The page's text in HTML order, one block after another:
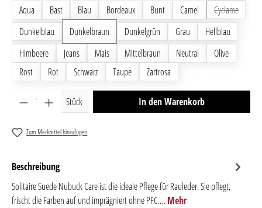
Aqua
Bast Blau Bordeaux Bunt Camel Cyclame(Diese
Dunkelblau Dunkelbraun Dunkelgrün Grau
Hellblau
Himbeere
Jeans Mais Mittelbraun Neutral
Olive
Rost
Rot Schwarz Taupe Zartrosa
Produkt Anzahl: Gib den gewünschten Wert ein oder
Stück In den Warenkorb
Zum Merkzettel hinzufügen
Beschreibung
Solitaire Suede Nubuck Care ist die ideale Pflege für Rauleder. Sie pflegt,
frischt die Farben auf und imprägniert ohne PFC.… Mehr